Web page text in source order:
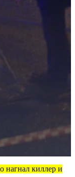
нагнал киллер и